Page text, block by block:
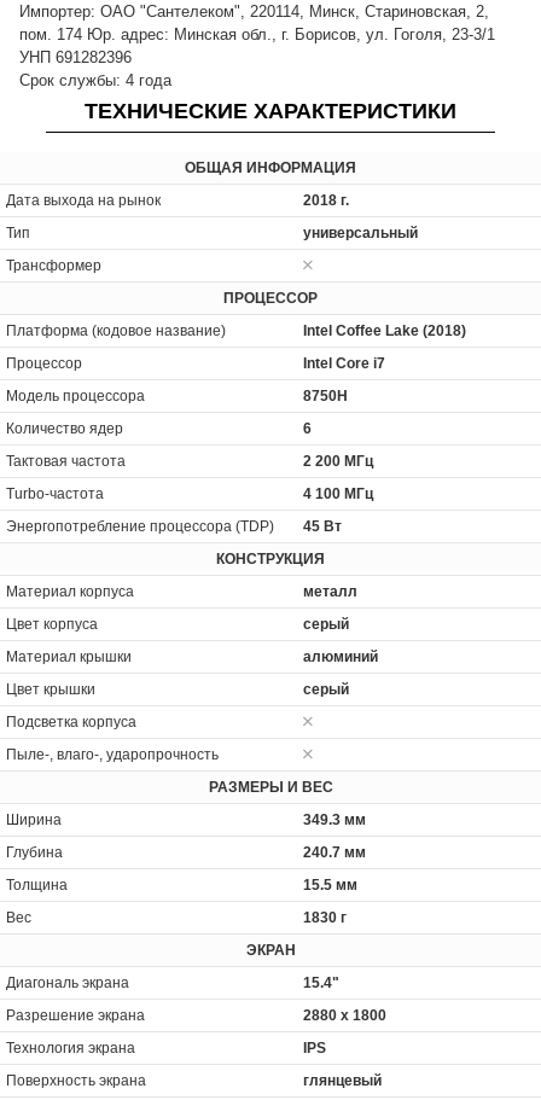
Импортер: ОАО "Сантелеком", 220114, Минск, Стариновская, 2,
пом. 174 Юр. адрес: Минская обл., г. Борисов, ул. Гоголя, 23-3/1
УНП 691282396
Срок службы: 4 года
ТЕХНИЧЕСКИЕ ХАРАКТЕРИСТИКИ
ОБЩАЯ ИНФОРМАЦИЯ
Дата выхода на рынок
2018 г.
Тип
универсальный
Трансформер
ПРОЦЕССОР
Платформа (кодовое название)
Intel Coffee Lake (2018)
Процессор
Intel Core i7
Модель процессора
8750H
Количество ядер
6
Тактовая частота
2 200 МГц
Turbo-частота
4 100 МГц
Энергопотребление процессора (TDP)
45 Вт
КОНСТРУКЦИЯ
Материал корпуса
металл
Цвет корпуса
серый
Материал крышки
алюминий
Цвет крышки
серый
Подсветка корпуса
Пыле-, влаго-, ударопрочность
РАЗМЕРЫ И ВЕС
Ширина
349.3 мм
Глубина
240.7 мм
Толщина
15.5 мм
Вес
1830 г
ЭКРАН
Диагональ экрана
15.4"
Разрешение экрана
2880 x 1800
Технология экрана
IPS
Поверхность экрана
глянцевый